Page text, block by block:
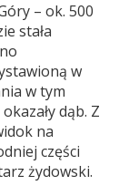
– ok. 500
stała
w
w tym
dąb. Z
na
części
żydowski.